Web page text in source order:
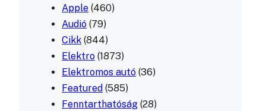
Apple (460)
Audió (79)
Cikk (844)
Elektro (1873)
Elektromos autó (36)
Featured (585)
Fenntarthatóság (28)